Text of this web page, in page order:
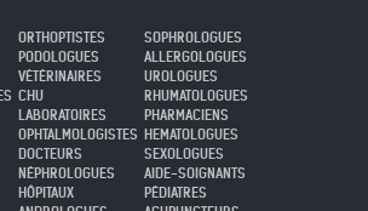
ORTHOPTISTES
PODOLOGUES
VÉTÉRINAIRES
CHU
LABORATOIRES
OPHTALMOLOGISTES
DOCTEURS
NÉPHROLOGUES
HÔPITAUX
SOPHROLOGUES
ALLERGOLOGUES
UROLOGUES
RHUMATOLOGUES
PHARMACIENS
HEMATOLOGUES
SEXOLOGUES
AIDE-SOIGNANTS
PÉDIATRES